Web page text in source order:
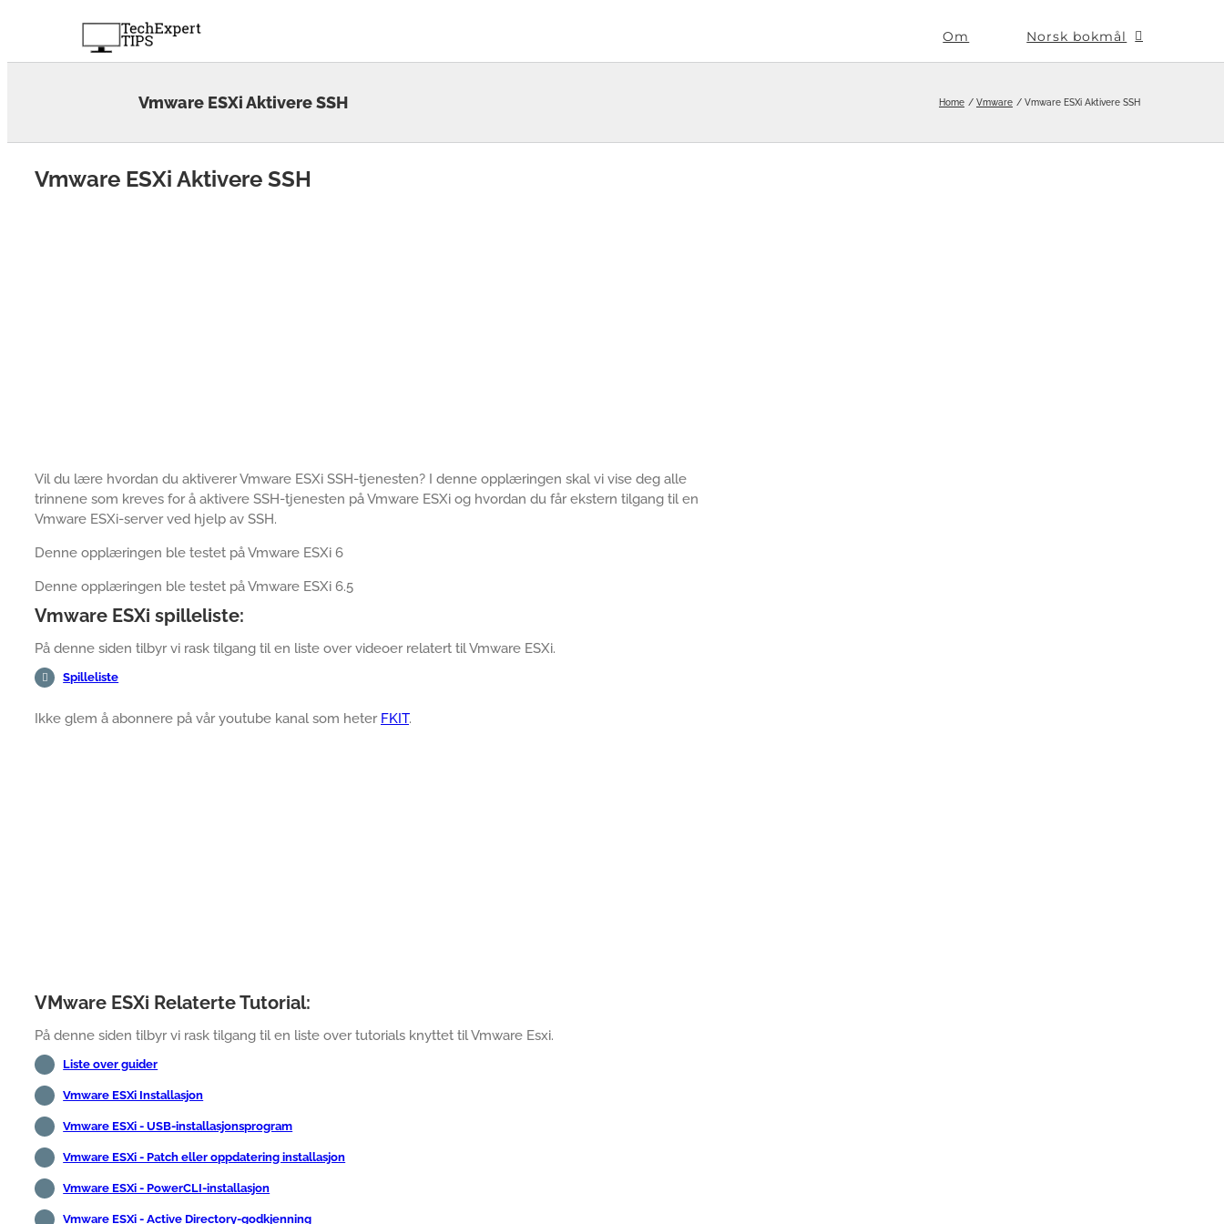
Om Norsk bokmål
Vmware ESXi Aktivere SSH Home Vmware Vmware ESXi Aktivere SSH
Vmware ESXi Aktivere SSH
Vil du lære hvordan du aktiverer Vmware ESXi SSH-tjenesten? I denne opplæringen skal vi vise deg alle
trinnene som kreves for å aktivere SSH-tjenesten på Vmware ESXi og hvordan du får ekstern tilgang til en
Vmware ESXi-server ved hjelp av SSH.
Denne opplæringen ble testet på Vmware ESXi 6
Denne opplæringen ble testet på Vmware ESXi 6.5
Vmware ESXi spilleliste:
På denne siden tilbyr vi rask tilgang til en liste over videoer relatert til Vmware ESXi.
Spilleliste
Ikke glem å abonnere på vår youtube kanal som heter FKIT.
VMware ESXi Relaterte Tutorial:
På denne siden tilbyr vi rask tilgang til en liste over tutorials knyttet til Vmware Esxi.
Liste over guider
Vmware ESXi Installasjon
Vmware ESXi - USB-installasjonsprogram
Vmware ESXi - Patch eller oppdatering installasjon
Vmware ESXi - PowerCLI-installasjon
Vmware ESXi - Active Directory-godkjenning